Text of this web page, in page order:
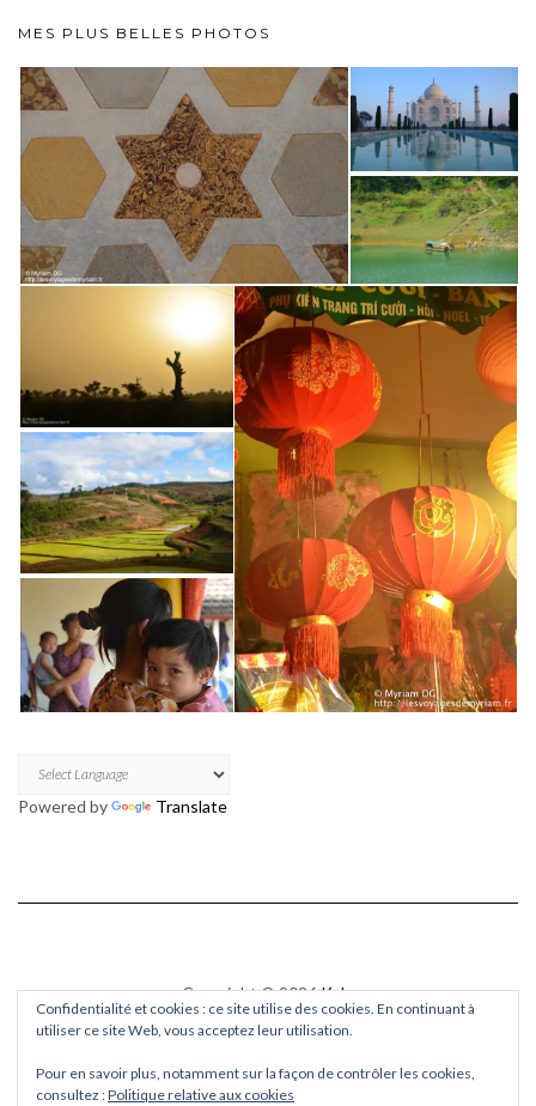
MES PLUS BELLES PHOTOS
Powered by Translate
Copyright © 2026Kale
Kaleby LyraThemes.com.
Confidentialité et cookies : ce site utilise des cookies. En continuant à
utiliser ce site Web, vous acceptez leur utilisation.
Pour en savoir plus, notamment sur la façon de contrôler les cookies,
consultez :Politique relative aux cookies